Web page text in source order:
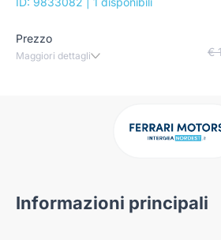
Prezzo
Maggiori dettagli €
Informazioni principali